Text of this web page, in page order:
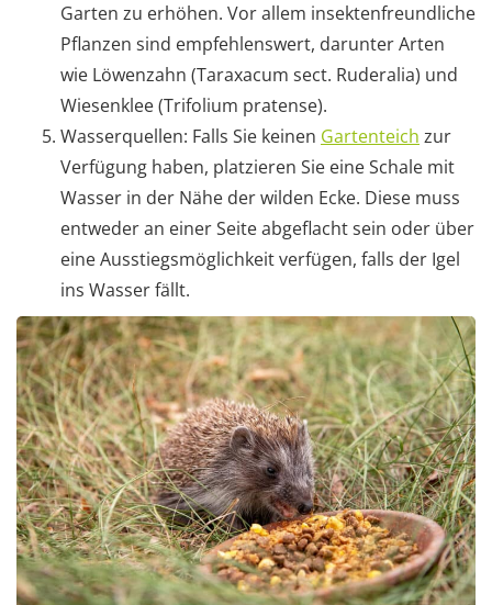
Garten zu erhöhen. Vor allem insektenfreundliche
Pflanzen sind empfehlenswert, darunter Arten
wie Löwenzahn (Taraxacum sect. Ruderalia) und
Wiesenklee (Trifolium pratense).
Wasserquellen: Falls Sie keinen Gartenteich zur
Verfügung haben, platzieren Sie eine Schale mit
Wasser in der Nähe der wilden Ecke. Diese muss
entweder an einer Seite abgeflacht sein oder über
eine Ausstiegsmöglichkeit verfügen, falls der Igel
ins Wasser fällt.